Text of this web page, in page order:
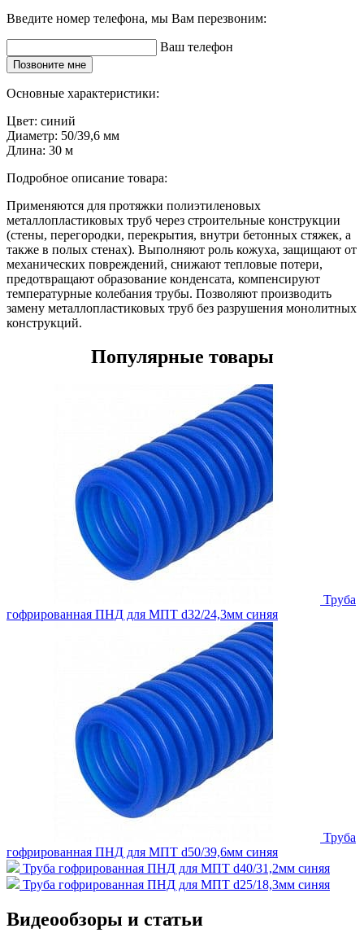
Введите номер телефона, мы Вам перезвоним:
Ваш телефон
Позвоните мне
Основные характеристики:
Цвет: синий
Диаметр: 50/39,6 мм
Длина: 30 м
Подробное описание товара:
Применяются для протяжки полиэтиленовых
металлопластиковых труб через строительные конструкции
(стены, перегородки, перекрытия, внутри бетонных стяжек, а
также в полых стенах). Выполняют роль кожуха, защищают от
механических повреждений, снижают тепловые потери,
предотвращают образование конденсата, компенсируют
температурные колебания трубы. Позволяют производить
замену металлопластиковых труб без разрушения монолитных
конструкций.
Популярные товары
Труба
гофрированная ПНД для МПТ d32/24,3мм синяя
Труба
гофрированная ПНД для МПТ d50/39,6мм синяя
Труба гофрированная ПНД для МПТ d40/31,2мм синяя
Труба гофрированная ПНД для МПТ d25/18,3мм синяя
Видеообзоры и статьи